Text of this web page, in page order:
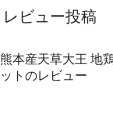
レビュー投稿
熊本産天草大王 地
ットのレビュー